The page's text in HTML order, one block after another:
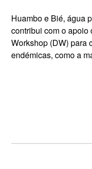
Huambo e Bié, água
contribui com o
Workshop (DW) para
endémicas, como a